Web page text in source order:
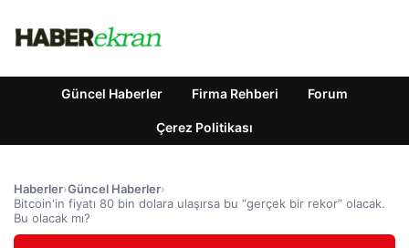
Güncel Haberler Firma Rehberi Forum
Çerez Politikası
Haberler›Güncel Haberler›
Bitcoin'in fiyatı 80 bin dolara ulaşırsa bu “gerçek bir rekor” olacak.
Bu olacak mı?